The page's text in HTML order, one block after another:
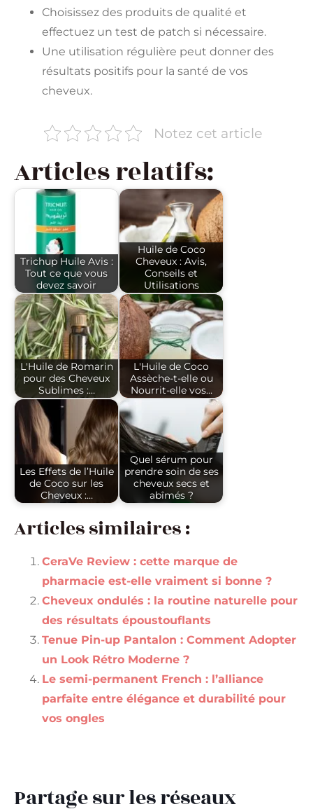
Choisissez des produits de qualité et
effectuez un test de patch si nécessaire.
Une utilisation régulière peut donner des
résultats positifs pour la santé de vos
cheveux.
Notez cet article
Articles relatifs:
Trichup Huile Avis :
Tout ce que vous
devez savoir
Huile de Coco
Cheveux : Avis,
Conseils et
Utilisations
L'Huile de Romarin
pour des Cheveux
Sublimes :…
L'Huile de Coco
Assèche-t-elle ou
Nourrit-elle vos…
Les Effets de l’Huile
de Coco sur les
Cheveux :…
Quel sérum pour
prendre soin de ses
cheveux secs et
abîmés ?
Articles similaires :
CeraVe Review : cette marque de
pharmacie est-elle vraiment si bonne ?
Cheveux ondulés : la routine naturelle pour
des résultats époustouflants
Tenue Pin-up Pantalon : Comment Adopter
un Look Rétro Moderne ?
Le semi-permanent French : l’alliance
parfaite entre élégance et durabilité pour
vos ongles
Partage sur les réseaux